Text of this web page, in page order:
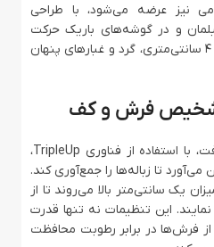
نیز عرضه می‌شود، با طراحی
و در گوشه‌های باریک حرکت
می‌کند. پد تی آن با عمق نفوذ ۴ سانتی‌متری، گرد و غبارهای پنهان
فرش و کف
این جاروی رباتیک هنگام نظافت، با استفاده از فناوری TripleUp،
تا زباله‌ها را جمع‌آوری کند.
یک سانتی‌متر بالا می‌روند تا از
این تنظیمات نه تنها قدرت
فرش‌ها در برابر رطوبت محافظت